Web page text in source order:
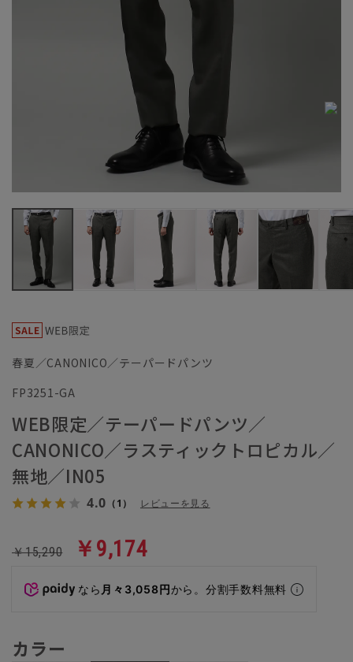
春夏／CANONICO／テーパードパンツ
FP3251-GA
WEB限定／テーパードパンツ／
CANONICO／ラスティックトロピカル／
無地／IN05
4.0 （1） レビューを見る
￥15,290 ￥9,174
なら 月々3,058円から。分割手数料無料
カラー